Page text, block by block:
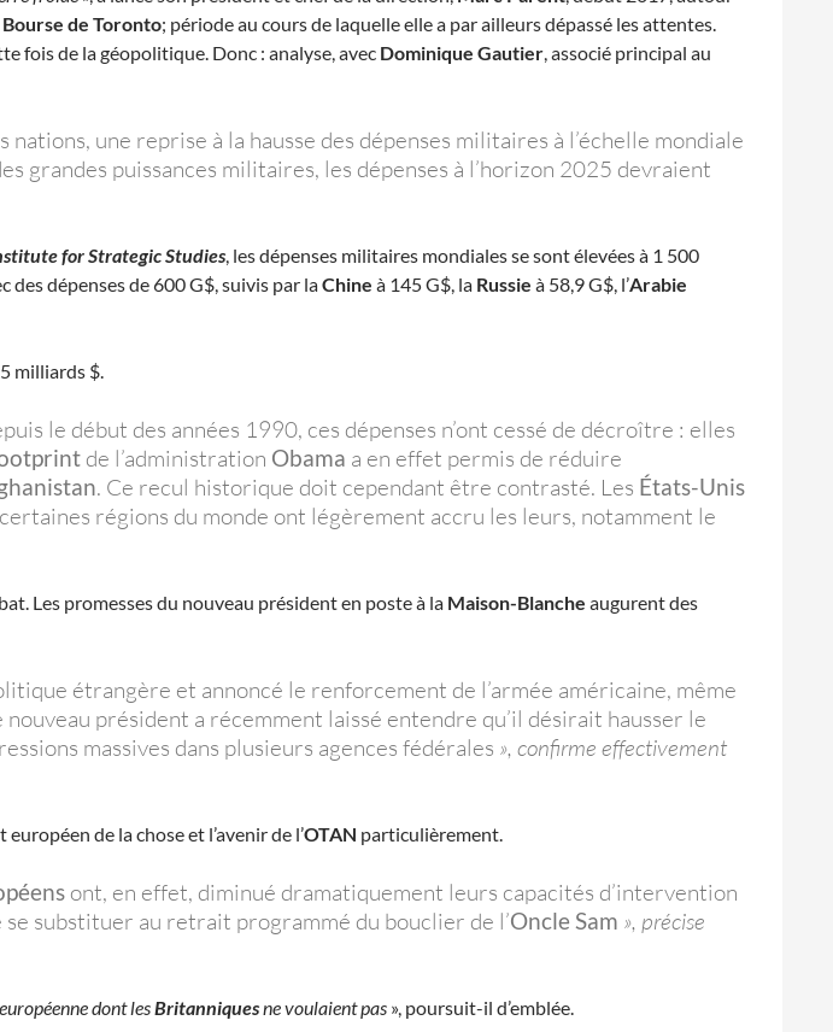
Bourse de Toronto; période au cours de laquelle elle a par ailleurs dépassé les attentes.
fois de la géopolitique. Donc : analyse, avec Dominique Gautier, associé principal au
une reprise à la hausse des dépenses militaires à l’échelle mondiale
grandes puissances militaires, les dépenses à l’horizon 2025 devraient
for Strategic Studies, les dépenses militaires mondiales se sont élevées à 1 500
dépenses de 600 G$, suivis par laChine à 145 G$, la Russie à 58,9 G$, l’Arabie
milliards $.
le début des années 1990, ces dépenses n’ont cessé de décroître : elles
de l’administration Obama a en effet permis de réduire
. Ce recul historique doit cependant être contrasté. Les États-Unis
régions du monde ont légèrement accru les leurs, notamment le
Les promesses du nouveau président en poste à la Maison-Blanche augurent des
étrangère et annoncé le renforcement de l’armée américaine, même
nouveau président a récemment laissé entendre qu’il désirait hausser le
massives dans plusieurs agences fédérales », confirme effectivement
de la chose et l’avenir de l’OTAN particulièrement.
ont, en effet, diminué dramatiquement leurs capacités d’intervention
se substituer au retrait programmé du bouclier de l’Oncle Sam », précise
dont lesBritanniquesne voulaient pas », poursuit-il d’emblée.